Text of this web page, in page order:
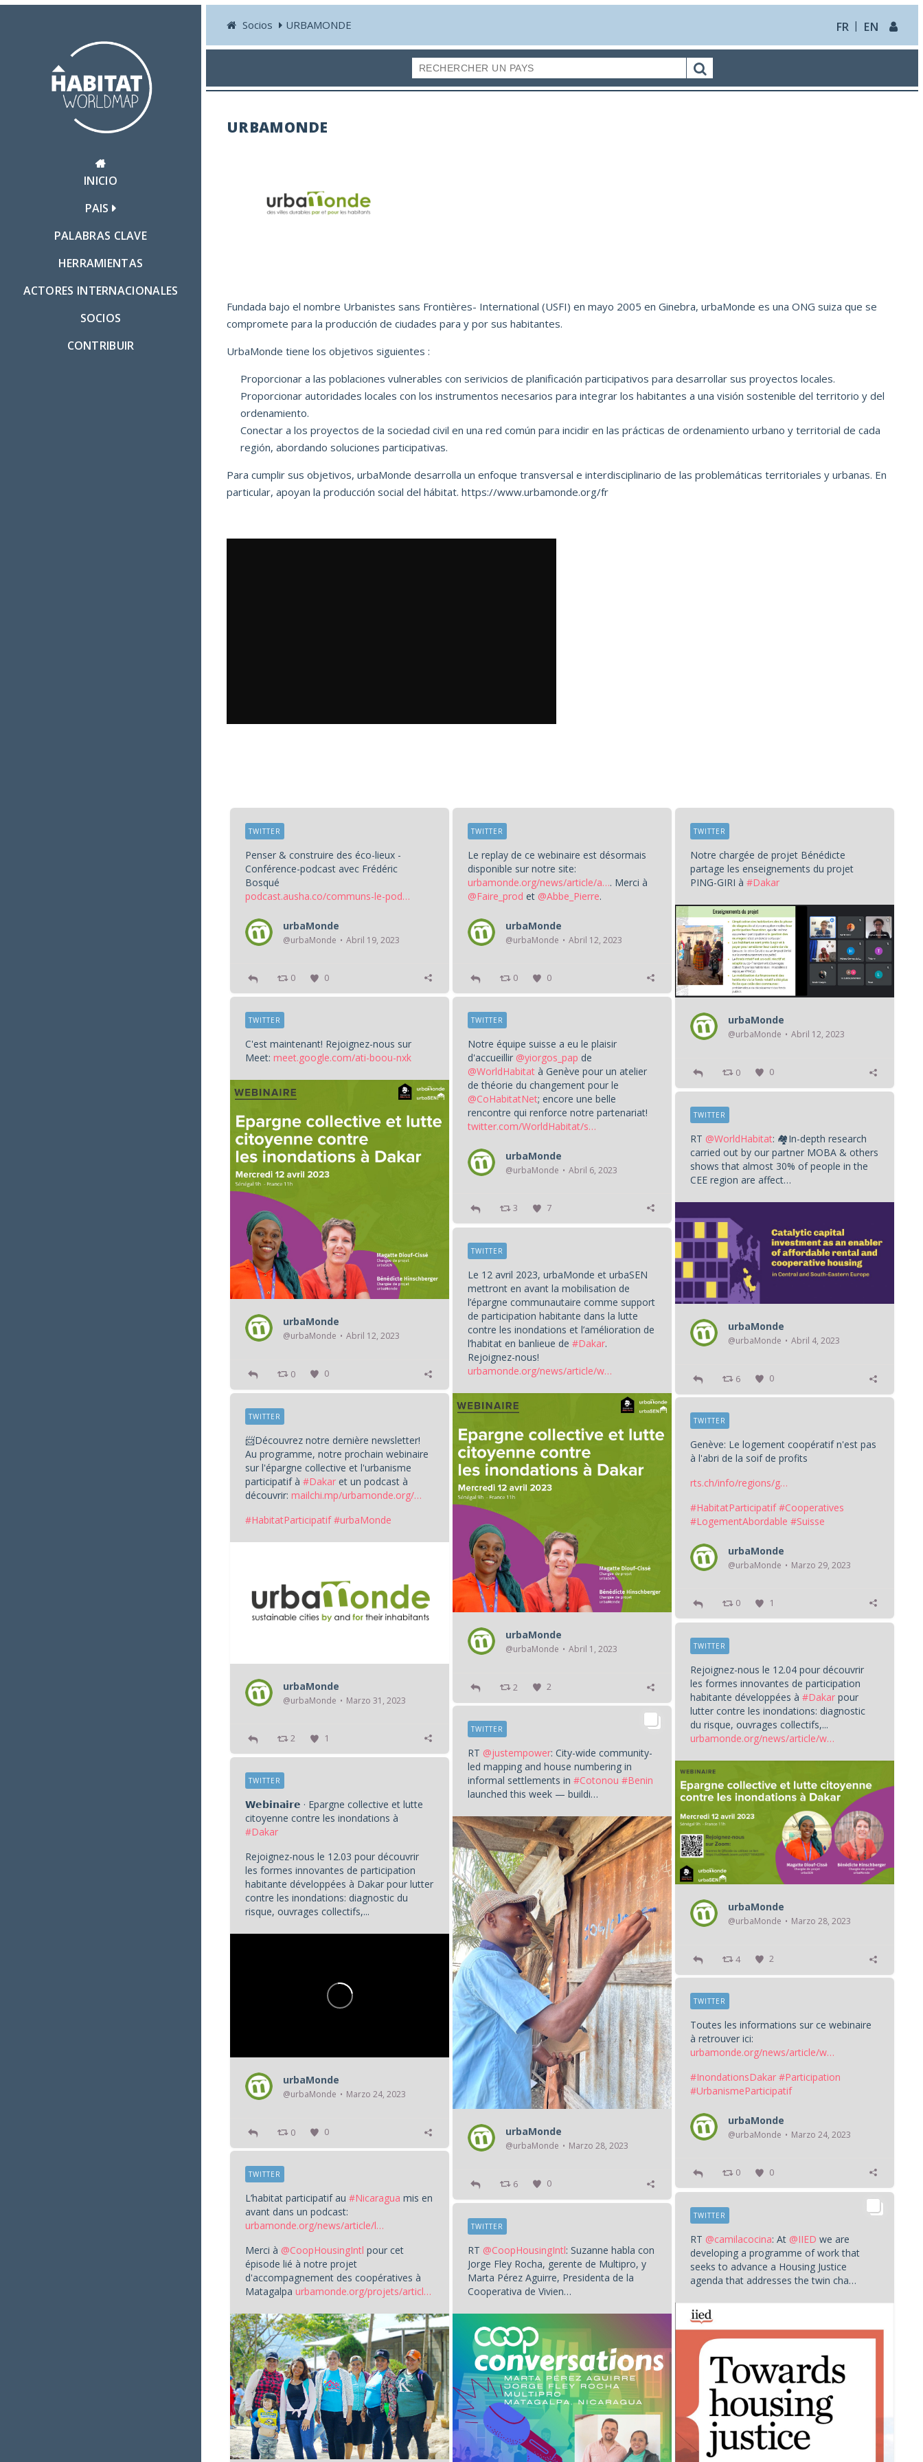
INICIO
PAIS
PALABRAS CLAVE
HERRAMIENTAS
ACTORES INTERNACIONALES
SOCIOS
CONTRIBUIR
Socios URBAMONDE FR EN
URBAMONDE
Fundada bajo el nombre Urbanistes sans Frontières- International (USFI) en mayo 2005 en Ginebra, urbaMonde es una ONG suiza que se
compromete para la producción de ciudades para y por sus habitantes.
UrbaMonde tiene los objetivos siguientes :
Proporcionar a las poblaciones vulnerables con serivicios de planificación participativos para desarrollar sus proyectos locales.
Proporcionar autoridades locales con los instrumentos necesarios para integrar los habitantes a una visión sostenible del territorio y del
ordenamiento.
Conectar a los proyectos de la sociedad civil en una red común para incidir en las prácticas de ordenamiento urbano y territorial de cada
región, abordando soluciones participativas.
Para cumplir sus objetivos, urbaMonde desarrolla un enfoque transversal e interdisciplinario de las problemáticas territoriales y urbanas. En
particular, apoyan la producción social del hábitat. https://www.urbamonde.org/fr
Penser & construire des éco-lieux -
Conférence-podcast avec Frédéric
Bosqué
podcast.ausha.co/communs-le-pod…
urbaMonde
@urbaMonde Abril 19, 2023
TWITTER
0 0
Le replay de ce webinaire est désormais
disponible sur notre site:
urbamonde.org/news/article/a…. Merci à
@Faire_prod et @Abbe_Pierre.
urbaMonde
@urbaMonde Abril 12, 2023
TWITTER
0 0
Notre chargée de projet Bénédicte
partage les enseignements du projet
PING-GIRI à#Dakar
urbaMonde
@urbaMonde Abril 12, 2023
TWITTER
0 0
C'est maintenant! Rejoignez-nous sur
Meet: meet.google.com/ati-boou-nxk
urbaMonde
@urbaMonde Abril 12, 2023
TWITTER
0 0
Notre équipe suisse a eu le plaisir
d'accueillir @yiorgos_pap de
@WorldHabitat à Genève pour un atelier
de théorie du changement pour le
@CoHabitatNet; encore une belle
rencontre qui renforce notre partenariat!
twitter.com/WorldHabitat/s…
urbaMonde
@urbaMonde Abril 6, 2023
TWITTER
3 7
RT @WorldHabitat: 🏘️In-depth research
carried out by our partner MOBA & others
shows that almost 30% of people in the
CEE region are affect…
urbaMonde
@urbaMonde Abril 4, 2023
TWITTER
6 0
Le 12 avril 2023, urbaMonde et urbaSEN
mettront en avant la mobilisation de
l’épargne communautaire comme support
de participation habitante dans la lutte
contre les inondations et l’amélioration de
l’habitat en banlieue de#Dakar.
Rejoignez-nous!
urbamonde.org/news/article/w…
urbaMonde
@urbaMonde Abril 1, 2023
TWITTER
2 2
📨Découvrez notre dernière newsletter!
Au programme, notre prochain webinaire
sur l'épargne collective et l'urbanisme
participatif à#Dakar et un podcast à
découvrir: mailchi.mp/urbamonde.org/…
#HabitatParticipatif #urbaMonde
urbaMonde
@urbaMonde Marzo 31, 2023
TWITTER
2 1
Genève: Le logement coopératif n'est pas
à l'abri de la soif de profits
rts.ch/info/regions/g…
#HabitatParticipatif #Cooperatives
#LogementAbordable #Suisse
urbaMonde
@urbaMonde Marzo 29, 2023
TWITTER
0 1
Rejoignez-nous le 12.04 pour découvrir
les formes innovantes de participation
habitante développées à#Dakar pour
lutter contre les inondations: diagnostic
du risque, ouvrages collectifs,...
urbamonde.org/news/article/w…
urbaMonde
@urbaMonde Marzo 28, 2023
TWITTER
4 2
RT @justempower: City-wide community-
led mapping and house numbering in
informal settlements in#Cotonou #Benin
launched this week — buildi…
urbaMonde
@urbaMonde Marzo 28, 2023
TWITTER
6 0
𝗪𝗲𝗯𝗶𝗻𝗮𝗶𝗿𝗲 · Epargne collective et lutte
citoyenne contre les inondations à
#Dakar
Rejoignez-nous le 12.03 pour découvrir
les formes innovantes de participation
habitante développées à Dakar pour lutter
contre les inondations: diagnostic du
risque, ouvrages collectifs,...
urbaMonde
@urbaMonde Marzo 24, 2023
TWITTER
0 0
Toutes les informations sur ce webinaire
à retrouver ici:
urbamonde.org/news/article/w…
#InondationsDakar #Participation
#UrbanismeParticipatif
urbaMonde
@urbaMonde Marzo 24, 2023
TWITTER
0 0
L’habitat participatif au#Nicaragua mis en
avant dans un podcast:
urbamonde.org/news/article/l…
Merci à @CoopHousingIntl pour cet
épisode lié à notre projet
d'accompagnement des coopératives à
Matagalpa urbamonde.org/projets/articl…
TWITTER
RT @camilacocina: At @IIED we are
developing a programme of work that
seeks to advance a Housing Justice
agenda that addresses the twin cha…
TWITTER
RT @CoopHousingIntl: Suzanne habla con
Jorge Fley Rocha, gerente de Multipro, y
Marta Pérez Aguirre, Presidenta de la
Cooperativa de Vivien…
TWITTER